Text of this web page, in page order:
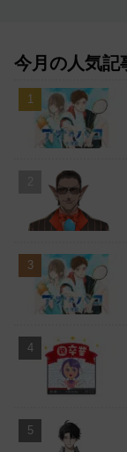
今月の人気記